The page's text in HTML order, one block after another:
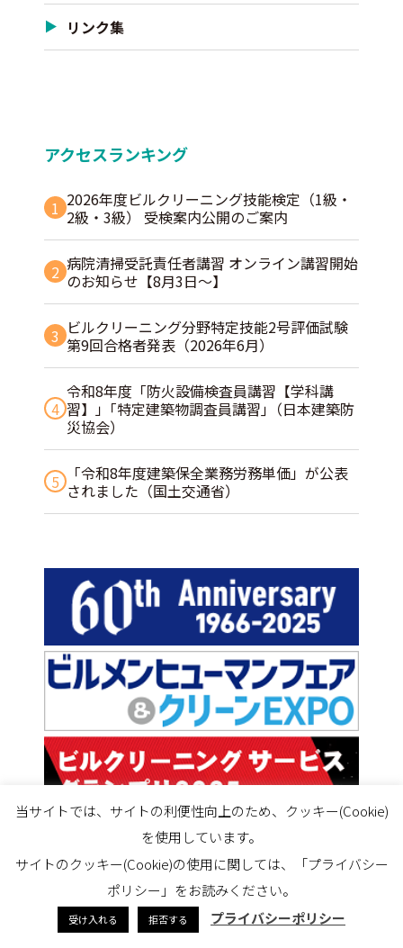
リンク集
アクセスランキング
1 2026年度ビルクリーニング技能検定（1級・
2級・3級） 受検案内公開のご案内
2 病院清掃受託責任者講習 オンライン講習開始
のお知らせ【8月3日～】
3 ビルクリーニング分野特定技能2号評価試験
第9回合格者発表（2026年6月）
4
令和8年度「防火設備検査員講習【学科講
習】」｢特定建築物調査員講習｣（日本建築防
災協会）
5
「令和8年度建築保全業務労務単価」が公表
されました（国土交通省）
当サイトでは、サイトの利便性向上のため、クッキー(Cookie)
を使用しています。
サイトのクッキー(Cookie)の使用に関しては、「プライバシー
ポリシー」をお読みください。
受け入れる 拒否する プライバシーポリシー